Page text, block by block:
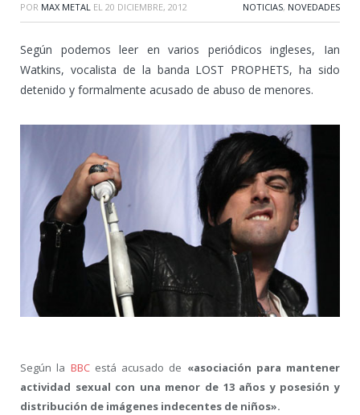
POR MAX METAL EL 20 DICIEMBRE, 2012 NOTICIAS, NOVEDADES
Según podemos leer en varios periódicos ingleses, Ian
Watkins, vocalista de la banda LOST PROPHETS, ha sido
detenido y formalmente acusado de abuso de menores.
Según la BBCestá acusado de «asociación para mantener
actividad sexual con una menor de 13 años y posesión y
distribución de imágenes indecentes de niños».